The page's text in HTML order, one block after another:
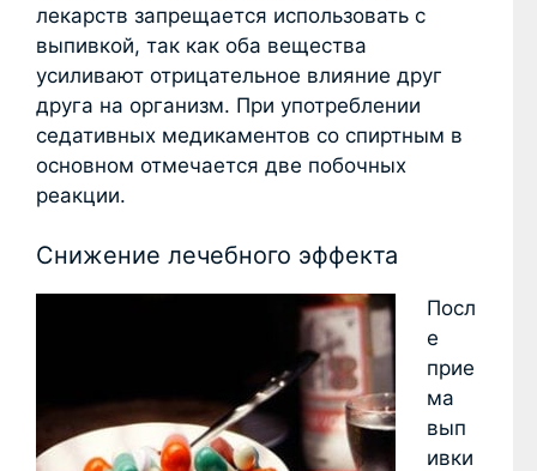
лекарств запрещается использовать с
выпивкой, так как оба вещества
усиливают отрицательное влияние друг
друга на организм. При употреблении
седативных медикаментов со спиртным в
основном отмечается две побочных
реакции.
Снижение лечебного эффекта
Посл
е
прие
ма
вып
ивки